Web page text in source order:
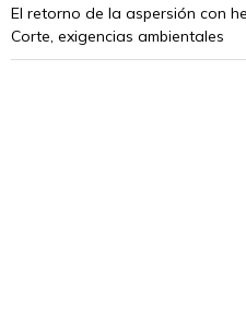
El retorno de la aspersión con
Corte, exigencias ambientales